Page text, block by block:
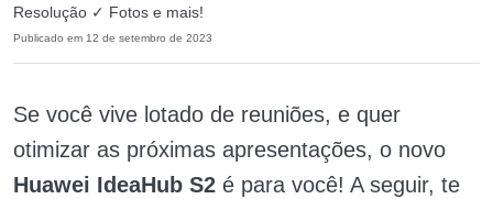
Resolução ✓ Fotos e mais!
Publicado em 12 de setembro de 2023
Se você vive lotado de reuniões, e quer
otimizar as próximas apresentações, o novo
Huawei IdeaHub S2 é para você! A seguir, te